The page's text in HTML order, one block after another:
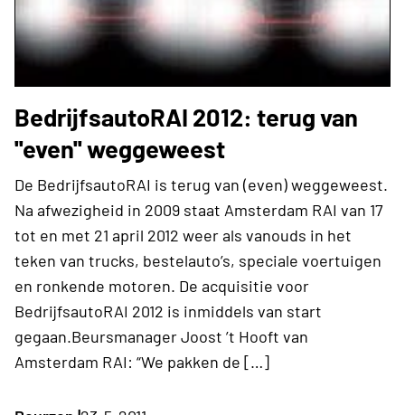
BedrijfsautoRAI 2012: terug van
''even'' weggeweest
De BedrijfsautoRAI is terug van (even) weggeweest.
Na afwezigheid in 2009 staat Amsterdam RAI van 17
tot en met 21 april 2012 weer als vanouds in het
teken van trucks, bestelauto’s, speciale voertuigen
en ronkende motoren. De acquisitie voor
BedrijfsautoRAI 2012 is inmiddels van start
gegaan.Beursmanager Joost ’t Hooft van
Amsterdam RAI: “We pakken de […]